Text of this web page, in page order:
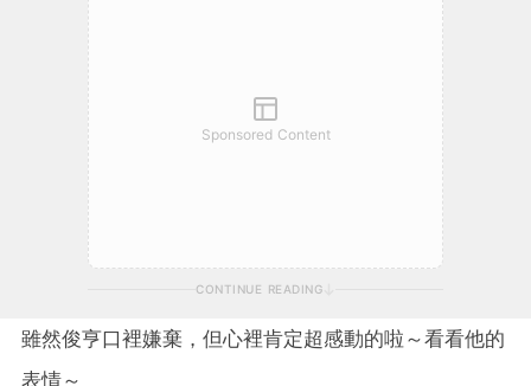
Sponsored Content
CONTINUE READING
雖然俊亨口裡嫌棄，但心裡肯定超感動的啦～看看他的
表情～